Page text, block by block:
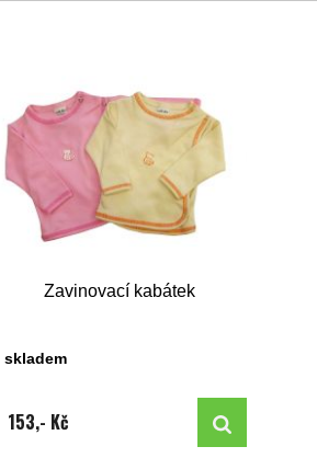
Zavinovací kabátek
skladem
153,- Kč